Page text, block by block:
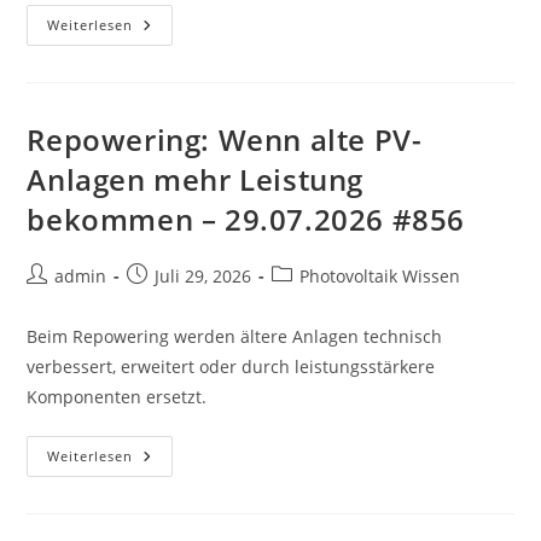
Weiterlesen Photovoltaikmodule:
Warum
30.07.2026
Repowering: Wenn alte PV-
Anlagen mehr Leistung
bekommen – 29.07.2026 #856
Beitrags-
admin
BeitragJuli 29, 2026
Beitrags-
Photovoltaik Wissen
Beim Repowering werden ältere Anlagen technisch
verbessert, erweitert oder durch leistungsstärkere
Komponenten ersetzt.
Weiterlesen Repowering:
Wenn